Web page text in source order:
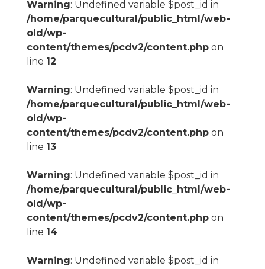
Warning: Undefined variable $post_id in
/home/parquecultural/public_html/web-
old/wp-
content/themes/pcdv2/content.phpon
line 12
Warning: Undefined variable $post_id in
/home/parquecultural/public_html/web-
old/wp-
content/themes/pcdv2/content.phpon
line 13
Warning: Undefined variable $post_id in
/home/parquecultural/public_html/web-
old/wp-
content/themes/pcdv2/content.phpon
line 14
Warning: Undefined variable $post_id in